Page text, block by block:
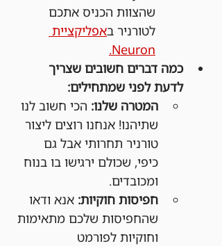
שהצוות הכניס אתכם
לטורניר באפליקציית
Neuron.
כמה דברים חשובים שצריך
לדעת לפני שמתחילים:
המטרה שלנו: הכי חשוב לנו
שתיהנו! אנחנו רוצים ליצור
טורניר תחרותי אבל גם
כיפי, שכולם ירגישו בו בנוח
ומכובדים.
חפיסות חוקיות: אנא ודאו
שהחפיסות שלכם מתאימות
וחוקיות לפורמט